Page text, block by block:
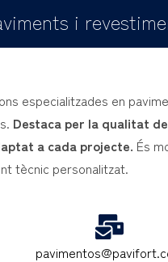
i
especialitzades en
Destaca per la qualitat
a cada projecte. És
tècnic personalitzat.